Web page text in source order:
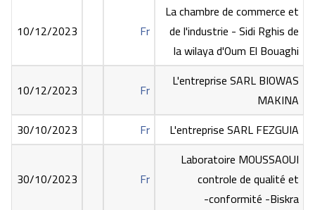
La chambre de commerce et
de l'industrie - Sidi Rghis de
la wilaya d'Oum El Bouaghi
Fr
10/12/2023
L'entreprise SARL BIOWAS
MAKINA
Fr
10/12/2023
L'entreprise SARL FEZGUIA
Fr
30/10/2023
Laboratoire MOUSSAOUI
controle de qualité et
conformité -Biskra-
Fr
30/10/2023